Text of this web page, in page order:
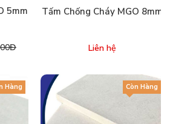
5mm Tấm Chống Cháy MGO 8mm
Liên hệ
Hàng Còn Hàng